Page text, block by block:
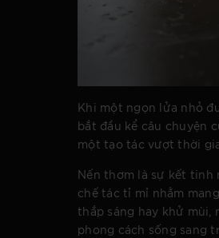
Khi một ngọn lửa nhỏ
bắt đầu kể câu chuyện
một tạo tác vượt thời
Nến thơm là sự kết tinh
chế tác tỉ mỉ nhằm
thắp sáng hay khử mùi,
phong cách sống sang